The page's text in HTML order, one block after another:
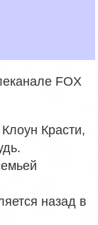
FOX
Красти,
назад в